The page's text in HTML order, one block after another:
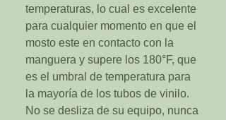
temperaturas, lo cual es excelente
para cualquier momento en que el
mosto este en contacto con la
manguera y supere los 180°F, que
es el umbral de temperatura para
la mayoría de los tubos de vinilo.
No se desliza de su equipo, nunca